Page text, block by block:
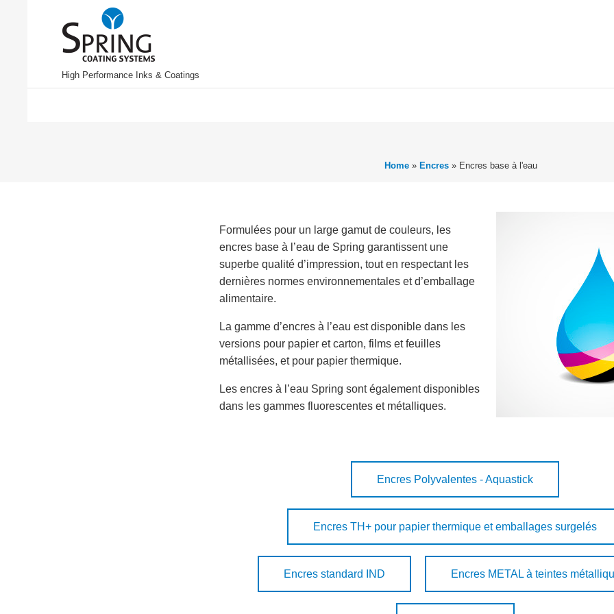
High Performance Inks & Coatings
Home» Encres» Encres base à l'eau
Formulées pour un large gamut de couleurs, les
encres base à l’eau de Spring garantissent une
superbe qualité d’impression, tout en respectant les
dernières normes environnementales et d’emballage
alimentaire.
La gamme d’encres à l’eau est disponible dans les
versions pour papier et carton, films et feuilles
métallisées, et pour papier thermique.
Les encres à l’eau Spring sont également disponibles
dans les gammes fluorescentes et métalliques.
Encres Polyvalentes - Aquastick
Encres TH+ pour papier thermique et emballages surgelés
Encres standard IND Encres METAL à teintes